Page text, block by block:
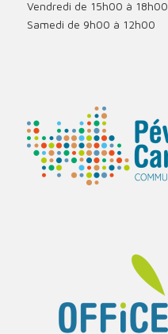
Vendredi de 15h00 à 18h00
Samedi de 9h00 à 12h00